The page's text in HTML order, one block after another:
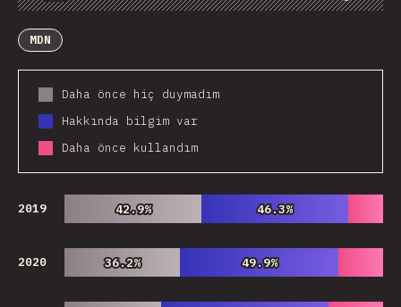
Chart Data Share Customize Data
Comments
MDN
Daha önce hiç duymadım
Hakkında bilgim var
Daha önce kullandım
2019 42.9%
42.9% 46.3%
46.3%
2020 36.2%
36.2% 49.9%
49.9%